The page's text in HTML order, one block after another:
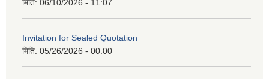
मिति: 06/10/2026 - 11:07
Invitation for Sealed Quotation
मिति: 05/26/2026 - 00:00